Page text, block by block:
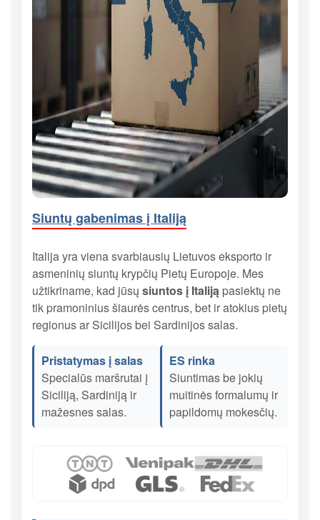
Siuntų gabenimas į Italiją
Italija yra viena svarbiausių Lietuvos eksporto ir
asmeninių siuntų krypčių Pietų Europoje. Mes
užtikriname, kad jūsų siuntos į Italiją pasiektų ne
tik pramoninius šiaurės centrus, bet ir atokius pietų
regionus ar Sicilijos bei Sardinijos salas.
Pristatymas į salas
Specialūs maršrutai į
Siciliją, Sardiniją ir
mažesnes salas.
ES rinka
Siuntimas be jokių
muitinės formalumų ir
papildomų mokesčių.